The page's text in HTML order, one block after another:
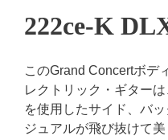
222ce-K
このGrand Concertボデ
レクトリック・ギター
を使用したサイド、バ
ジュアルが飛び抜けて